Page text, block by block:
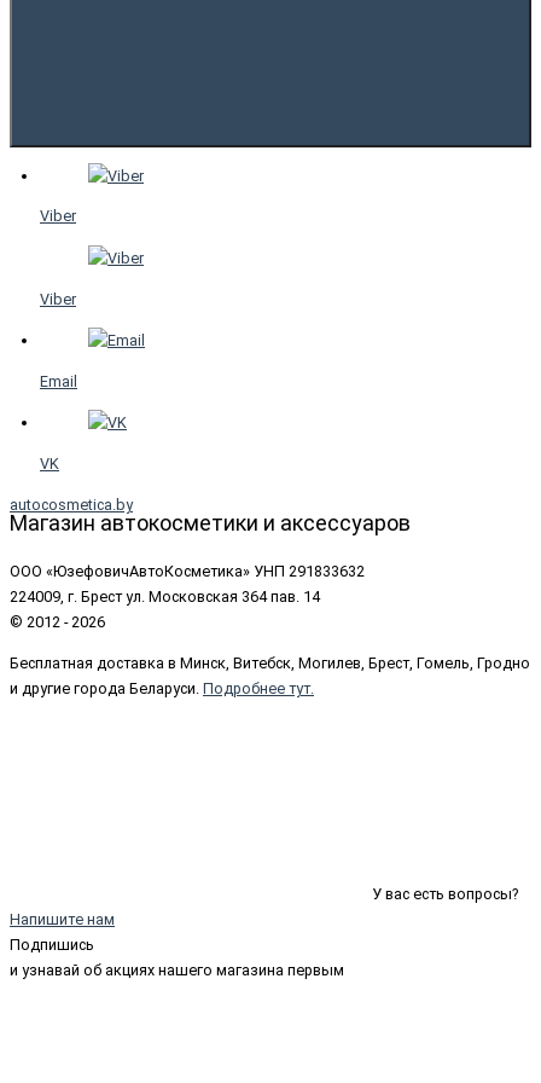
Viber
Viber
Email
VK
autocosmetica.by
Магазин автокосметики и аксессуаров
ООО «ЮзефовичАвтоКосметика» УНП 291833632
224009, г. Брест ул. Московская 364 пав. 14
© 2012 - 2026
Бесплатная доставка в Минск, Витебск, Могилев, Брест, Гомель, Гродно
и другие города Беларуси. Подробнее тут.
У вас есть вопросы?
Напишите нам
Подпишись
и узнавай об акциях нашего магазина первым